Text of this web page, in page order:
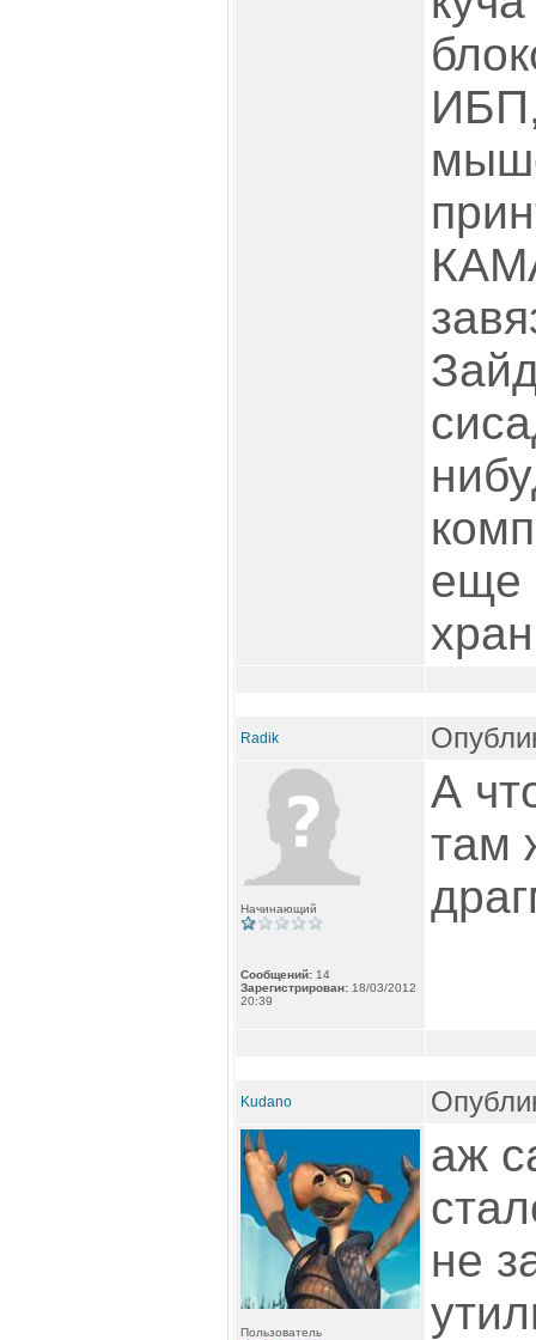
еще
Radik
Начинающий
Сообщений: 14
Зарегистрирован: 18/03/2012
20:39
А
там
Kudano
Пользователь
аж
не